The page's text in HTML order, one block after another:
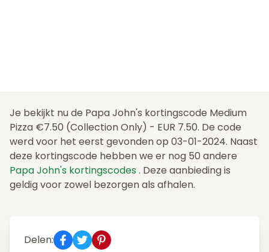
Je bekijkt nu de Papa John's kortingscode Medium
Pizza €7.50 (Collection Only) - EUR 7.50. De code
werd voor het eerst gevonden op 03-01-2024. Naast
deze kortingscode hebben we er nog 50 andere
Papa John's kortingscodes . Deze aanbieding is
geldig voor zowel bezorgen als afhalen.
Delen: